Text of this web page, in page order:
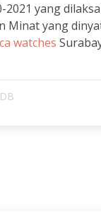
2021 yang
Minat yang
watches